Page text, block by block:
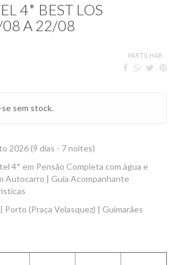
4* BEST LOS
A 22/08
PARTILHAR
sem stock.
2026 (9 dias - 7 noites)
4* em Pensão Completa com água e
Autocarro | Guia Acompanhante
Porto (Praça Velasquez) | Guimarães